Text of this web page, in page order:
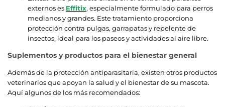
externos es Effitix, especialmente formulado para perros
medianos y grandes. Este tratamiento proporciona
protección contra pulgas, garrapatas y repelente de
insectos, ideal para los paseos y actividades al aire libre.
Suplementos y productos para el bienestar general
Además de la protección antiparasitaria, existen otros productos
veterinarios que apoyan la salud y el bienestar de su mascota.
Aquí algunos de los más recomendados: